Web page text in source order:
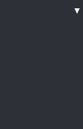
▼